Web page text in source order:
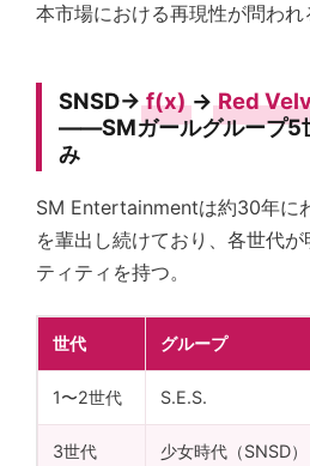
本市場における再現性が問われ
SNSD→ f(x) → Red
——SMガールグループ5
み
SM Entertainmentは約30年に
を輩出し続けており、各世代
ティティを持つ。
世代 グループ
1〜2世代 S.E.S.
3世代 少女時代（SNSD）